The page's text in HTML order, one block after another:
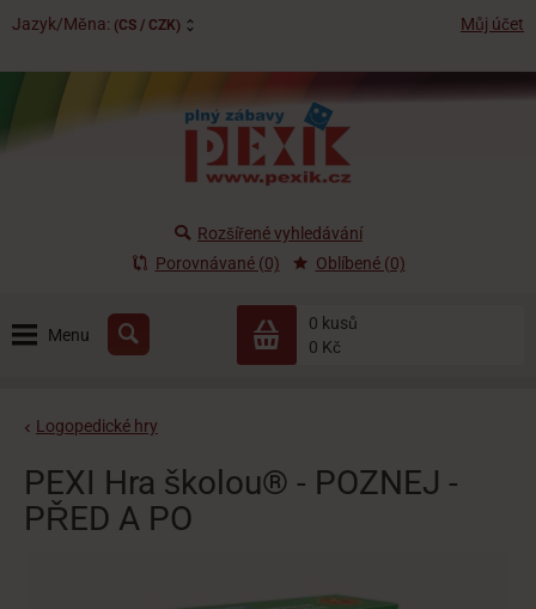
Jazyk/Měna: (CS / CZK) Můj účet
Menu
0 kusů
0 Kč
Rozšířené vyhledávání
Porovnávané (0)
Oblíbené (0)
Logopedické hry
PEXI Hra školou® - POZNEJ -
PŘED A PO